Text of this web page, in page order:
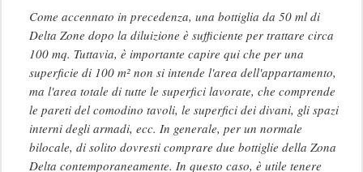
Come accennato in precedenza, una bottiglia da 50 ml di
Delta Zone dopo la diluizione è sufficiente per trattare circa
100 mq. Tuttavia, è importante capire qui che per una
superficie di 100 m² non si intende l'area dell'appartamento,
ma l'area totale di tutte le superfici lavorate, che comprende
le pareti del comodino tavoli, le superfici dei divani, gli spazi
interni degli armadi, ecc. In generale, per un normale
bilocale, di solito dovresti comprare due bottiglie della Zona
Delta contemporaneamente. In questo caso, è utile tenere